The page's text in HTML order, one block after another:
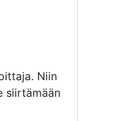
Niin
siirtämään